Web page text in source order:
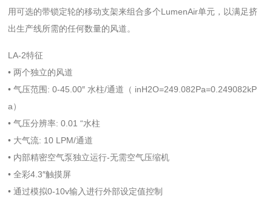
用可选的带锁定轮的移动支架来组合多个LumenAir单元，以满足挤
出生产线所需的任何数量的风道。
LA-2特征
• 两个独立的风道
• 气压范围: 0-45.00″ 水柱/通道（ inH2O=249.082Pa=0.249082kP
a）
• 气压分辨率: 0.01 “水柱
• 大气流: 10 LPM/通道
• 内部精密空气泵独立运行-无需空气压缩机
• 全彩4.3″触摸屏
• 通过模拟0-10v输入进行外部设定值控制